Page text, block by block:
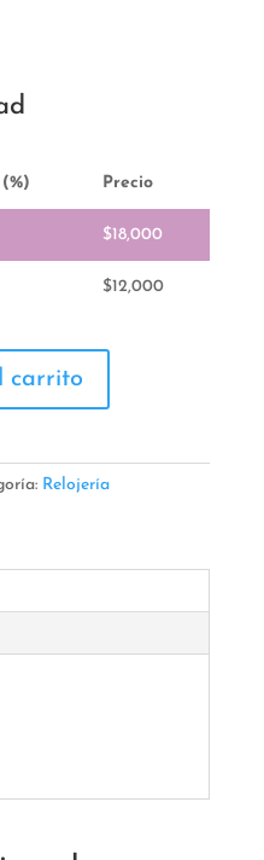
Precio
$18,000
$12,000
carrito
Relojería